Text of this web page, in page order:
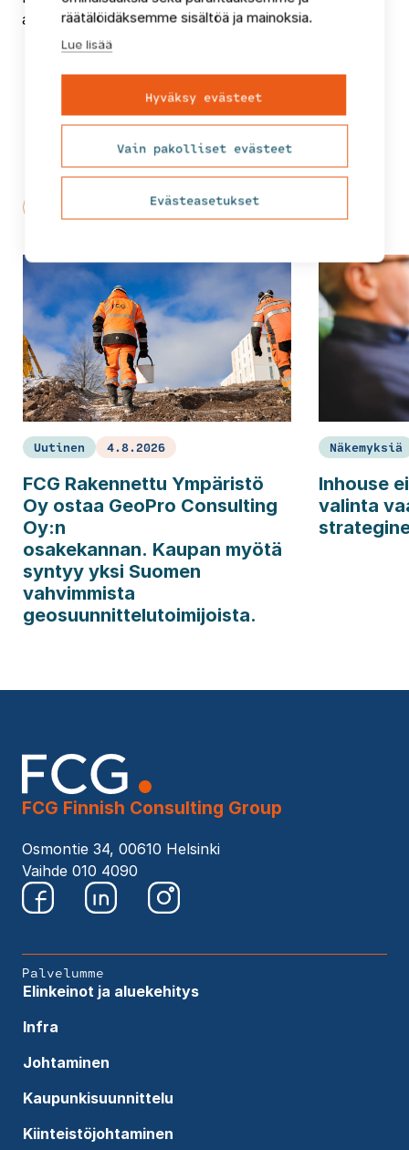
asiakasratkaisut, puh. +358 50 3363914
Puheenaiheita ja uutisia
Uutinen 4.8.2026
FCG Rakennettu Ympäristö
Oy ostaa GeoPro Consulting
Oy:n
osakekannan. Kaupan myötä
syntyy yksi Suomen
vahvimmista
geosuunnittelutoimijoista.
Näkemyksiä
Inhouse
valinta
FCG Finnish Consulting Group
Osmontie 34, 00610 Helsinki
Vaihde 010 4090
Palvelumme
Elinkeinot ja aluekehitys
Infra
Johtaminen
Kaupunkisuunnittelu
Kiinteistöjohtaminen
räätälöidäksemme sisältöä ja mainoksia.
Lue lisää
Hyväksy evästeet
Vain pakolliset evästeet
Evästeasetukset